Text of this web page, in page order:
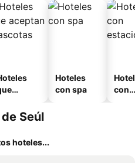
Hoteles
con spa
con
Seúl
hoteles...